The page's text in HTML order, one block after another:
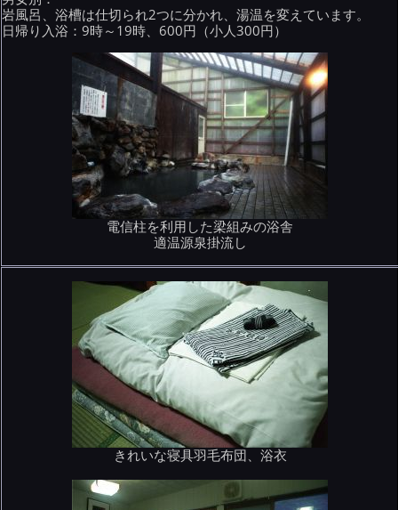
岩風呂、浴槽は仕切られ2つに分かれ、湯温を変えています。
日帰り入浴：9時～19時、600円（小人300円）
電信柱を利用した梁組みの浴舎
適温源泉掛流し
きれいな寝具羽毛布団、浴衣